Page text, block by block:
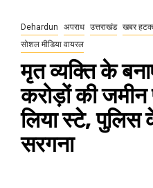
Dehardun अपराध उत्तराखंड खबर
सोशल मीडिया वायरल
मृत व्यक्ति के
करोड़ों की
लिया स्टे,
सरगना